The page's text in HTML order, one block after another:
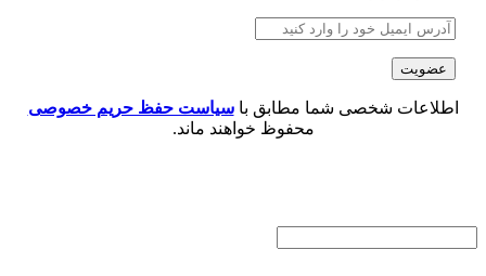
اطلاعات شخصی شما مطابق باسیاست حفظ حریم خصوصی
محفوظ خواهند ماند.